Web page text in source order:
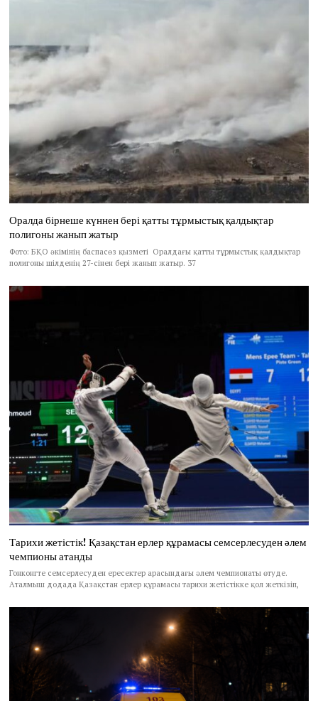
Оралда бірнеше күннен бері қатты тұрмыстық қалдықтар
полигоны жанып жатыр
Фото: БҚО әкімінің баспасөз қызметі Оралдағы қатты тұрмыстық қалдықтар
полигоны шілденің 27-сінен бері жанып жатыр. 37
Тарихи жетістік! Қазақстан ерлер құрамасы семсерлесуден әлем
чемпионы атанды
Гонконгте семсерлесуден ересектер арасындағы әлем чемпионаты өтуде.
Аталмыш додада Қазақстан ерлер құрамасы тарихи жетістікке қол жеткізіп,